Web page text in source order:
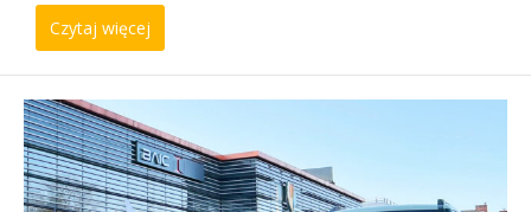
Czytaj więcej